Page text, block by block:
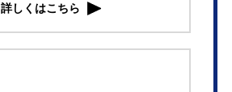
詳しくはこちら